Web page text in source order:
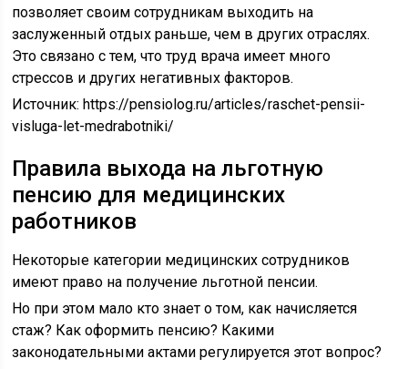
позволяет своим сотрудникам выходить на
заслуженный отдых раньше, чем в других отраслях.
Это связано с тем, что труд врача имеет много
стрессов и других негативных факторов.
Источник:https://pensiolog.ru/articles/raschet-pensii-
visluga-let-medrabotniki/
Правила выхода на льготную
пенсию для медицинских
работников
Некоторые категории медицинских сотрудников
имеют право на получение льготной пенсии.
Но при этом мало кто знает о том, как начисляется
стаж? Как оформить пенсию? Какими
законодательными актами регулируется этот вопрос?